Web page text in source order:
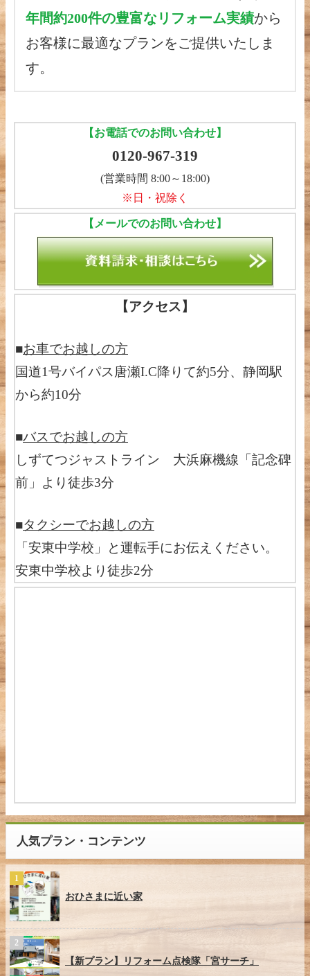
年間約200件の豊富なリフォーム実績から
お客様に最適なプランをご提供いたしま
す。
【お電話でのお問い合わせ】
0120-967-319
(営業時間 8:00～18:00)
※日・祝除く
【メールでのお問い合わせ】
【アクセス】
■お車でお越しの方
国道1号バイパス唐瀬I.C降りて約5分、静岡駅
から約10分
■バスでお越しの方
しずてつジャストライン 大浜麻機線「記念碑
前」より徒歩3分
■タクシーでお越しの方
「安東中学校」と運転手にお伝えください。
安東中学校より徒歩2分
人気プラン・コンテンツ
おひさまに近い家
【新プラン】リフォーム点検隊「宮サーチ」